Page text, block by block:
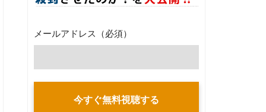
メールアドレス （必須）
今すぐ無料視聴する